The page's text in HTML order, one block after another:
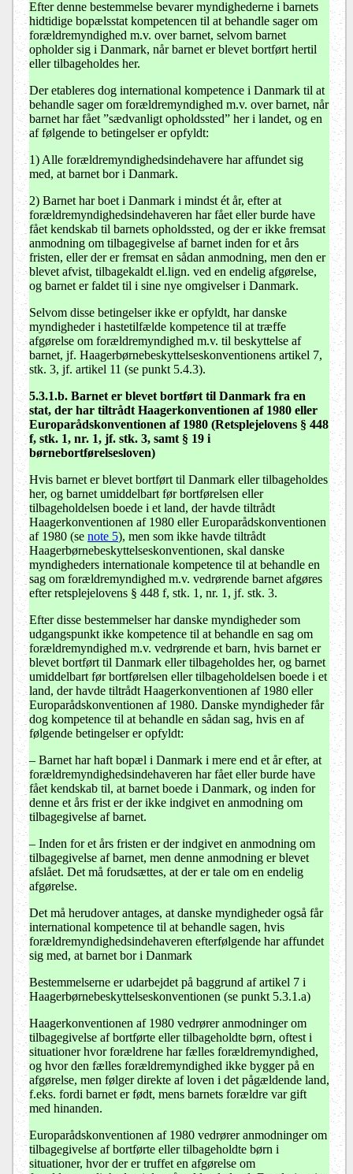
Efter denne bestemmelse bevarer myndighederne i barnets
hidtidige bopælsstat kompetencen til at behandle sager om
forældremyndighed m.v. over barnet, selvom barnet
opholder sig i Danmark, når barnet er blevet bortført hertil
eller tilbageholdes her.
Der etableres dog international kompetence i Danmark til at
behandle sager om forældremyndighed m.v. over barnet, når
barnet har fået ”sædvanligt opholdssted” her i landet, og en
af følgende to betingelser er opfyldt:
1) Alle forældremyndighedsindehavere har affundet sig
med, at barnet bor i Danmark.
2) Barnet har boet i Danmark i mindst ét år, efter at
forældremyndighedsindehaveren har fået eller burde have
fået kendskab til barnets opholdssted, og der er ikke fremsat
anmodning om tilbagegivelse af barnet inden for et års
fristen, eller der er fremsat en sådan anmodning, men den er
blevet afvist, tilbagekaldt el.lign. ved en endelig afgørelse,
og barnet er faldet til i sine nye omgivelser i Danmark.
Selvom disse betingelser ikke er opfyldt, har danske
myndigheder i hastetilfælde kompetence til at træffe
afgørelse om forældremyndighed m.v. til beskyttelse af
barnet, jf. Haagerbørnebeskyttelseskonventionens artikel 7,
stk. 3, jf. artikel 11 (se punkt 5.4.3).
5.3.1.b. Barnet er blevet bortført til Danmark fra en
stat, der har tiltrådt Haagerkonventionen af 1980 eller
Europarådskonventionen af 1980 (Retsplejelovens § 448
f, stk. 1, nr. 1, jf. stk. 3, samt § 19 i
børnebortførelsesloven)
Hvis barnet er blevet bortført til Danmark eller tilbageholdes
her, og barnet umiddelbart før bortførelsen eller
tilbageholdelsen boede i et land, der havde tiltrådt
Haagerkonventionen af 1980 eller Europarådskonventionen
af 1980 (se note 5), men som ikke havde tiltrådt
Haagerbørnebeskyttelseskonventionen, skal danske
myndigheders internationale kompetence til at behandle en
sag om forældremyndighed m.v. vedrørende barnet afgøres
efter retsplejelovens § 448 f, stk. 1, nr. 1, jf. stk. 3.
Efter disse bestemmelser har danske myndigheder som
udgangspunkt ikke kompetence til at behandle en sag om
forældremyndighed m.v. vedrørende et barn, hvis barnet er
blevet bortført til Danmark eller tilbageholdes her, og barnet
umiddelbart før bortførelsen eller tilbageholdelsen boede i et
land, der havde tiltrådt Haagerkonventionen af 1980 eller
Europarådskonventionen af 1980. Danske myndigheder får
dog kompetence til at behandle en sådan sag, hvis en af
følgende betingelser er opfyldt:
– Barnet har haft bopæl i Danmark i mere end et år efter, at
forældremyndighedsindehaveren har fået eller burde have
fået kendskab til, at barnet boede i Danmark, og inden for
denne et års frist er der ikke indgivet en anmodning om
tilbagegivelse af barnet.
– Inden for et års fristen er der indgivet en anmodning om
tilbagegivelse af barnet, men denne anmodning er blevet
afslået. Det må forudsættes, at der er tale om en endelig
afgørelse.
Det må herudover antages, at danske myndigheder også får
international kompetence til at behandle sagen, hvis
forældremyndighedsindehaveren efterfølgende har affundet
sig med, at barnet bor i Danmark
Bestemmelserne er udarbejdet på baggrund af artikel 7 i
Haagerbørnebeskyttelseskonventionen (se punkt 5.3.1.a)
Haagerkonventionen af 1980 vedrører anmodninger om
tilbagegivelse af bortførte eller tilbageholdte børn, oftest i
situationer hvor forældrene har fælles forældremyndighed,
og hvor den fælles forældremyndighed ikke bygger på en
afgørelse, men følger direkte af loven i det pågældende land,
f.eks. fordi barnet er født, mens barnets forældre var gift
med hinanden.
Europarådskonventionen af 1980 vedrører anmodninger om
tilbagegivelse af bortførte eller tilbageholdte børn i
situationer, hvor der er truffet en afgørelse om